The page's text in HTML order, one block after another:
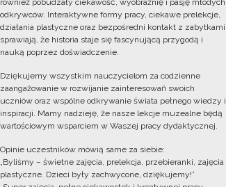
również pobudzały ciekawość, wyobraźnię i pasję młodych
odkrywców. Interaktywne formy pracy, ciekawe prelekcje,
działania plastyczne oraz bezpośredni kontakt z zabytkami
sprawiają, że historia staje się fascynującą przygodą i
nauką poprzez doświadczenie.
Dziękujemy wszystkim nauczycielom za codzienne
zaangażowanie w rozwijanie zainteresowań swoich
uczniów oraz wspólne odkrywanie świata pełnego wiedzy i
inspiracji. Mamy nadzieję, że nasze lekcje muzealne będą
wartościowym wsparciem w Waszej pracy dydaktycznej.
Opinie uczestników mówią same za siebie:
„Byliśmy – świetne zajęcia, prelekcja, przebieranki, zajęcia
plastyczne. Dzieci były zachwycone, dziękujemy!”